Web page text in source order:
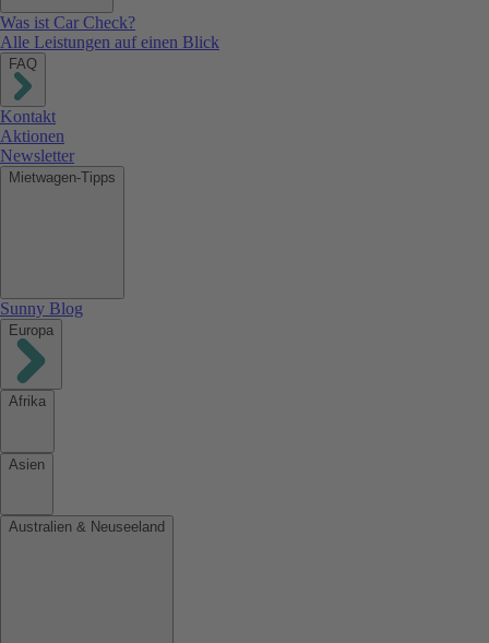
Was ist Car Check?
Alle Leistungen auf einen Blick
FAQ
Kontakt
Aktionen
Newsletter
Mietwagen-Tipps
Sunny Blog
Europa
Afrika
Asien
Australien & Neuseeland